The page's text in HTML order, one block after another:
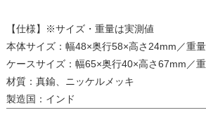
【仕様】※サイズ・重量は実測値
本体サイズ：幅48×奥行58×高さ24mm／重
ケースサイズ：幅65×奥行40×高さ67mm／
材質：真鍮、ニッケルメッキ
製造国：インド